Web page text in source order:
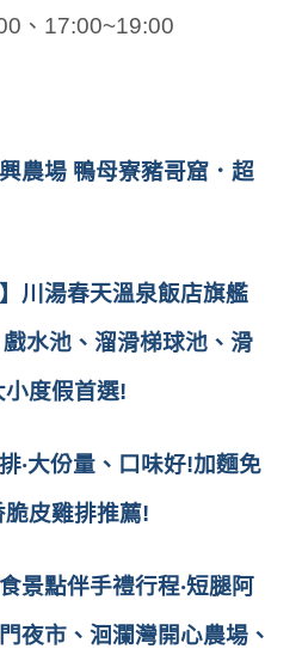
、17:00~19:00
農場 鴨母寮豬哥窟．超
川湯春天溫泉飯店旗艦
水池、溜滑梯球池、滑
度假首選!
‧大份量、口味好!加麵免
皮雞排推薦!
景點伴手禮行程‧短腿阿
夜市、洄瀾灣開心農場、